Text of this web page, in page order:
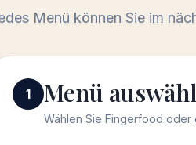
Menü können Sie im
1 Menü
Wählen Sie Fingerfood oder